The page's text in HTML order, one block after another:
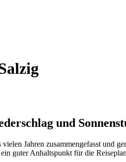
und
vielen Jahren zusammengefasst und
guter Anhaltspunkt für die